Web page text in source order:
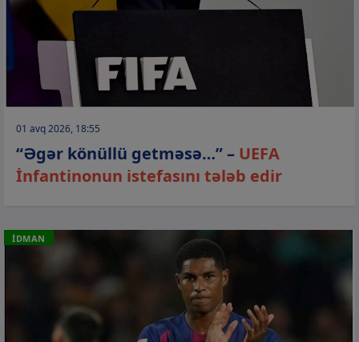
01 avq 2026, 18:55
“Əgər könüllü getməsə…” – UEFA
İnfantinonun istefasını tələb edir
İDMAN